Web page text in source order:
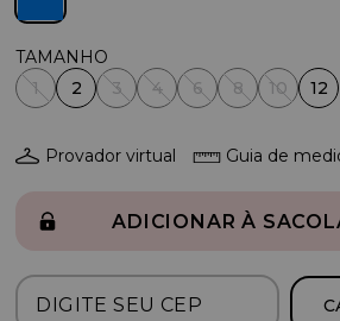
1 2 3 4 6 8 10 12
Provador virtual Guia de
ADICIONAR À